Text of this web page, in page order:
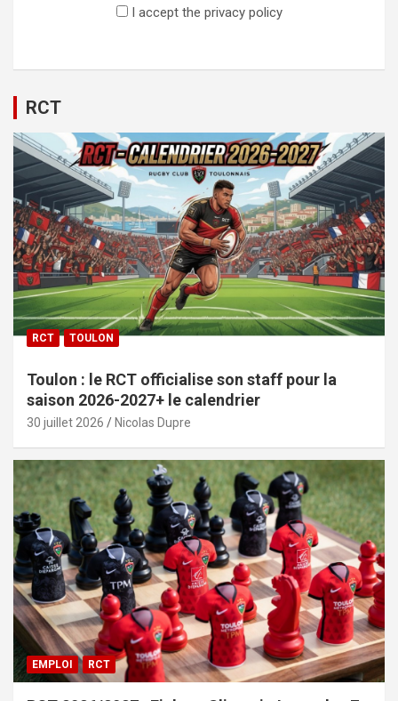
I accept the privacy policy
RCT
RCT TOULON
Toulon : le RCT officialise son staff pour la
saison 2026-2027+ le calendrier
30 juillet 2026 Nicolas Dupre
EMPLOI RCT